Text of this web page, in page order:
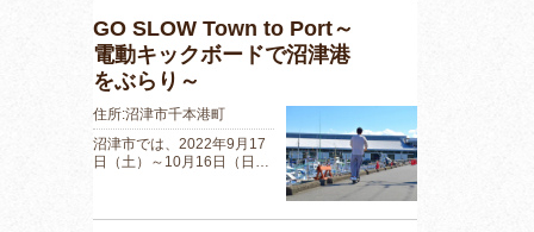
GO SLOW Town to Port～
電動キックボードで沼津港
をぶらり～
住所:沼津市千本港町
沼津市では、2022年9月17
日（土）～10月16日（日…